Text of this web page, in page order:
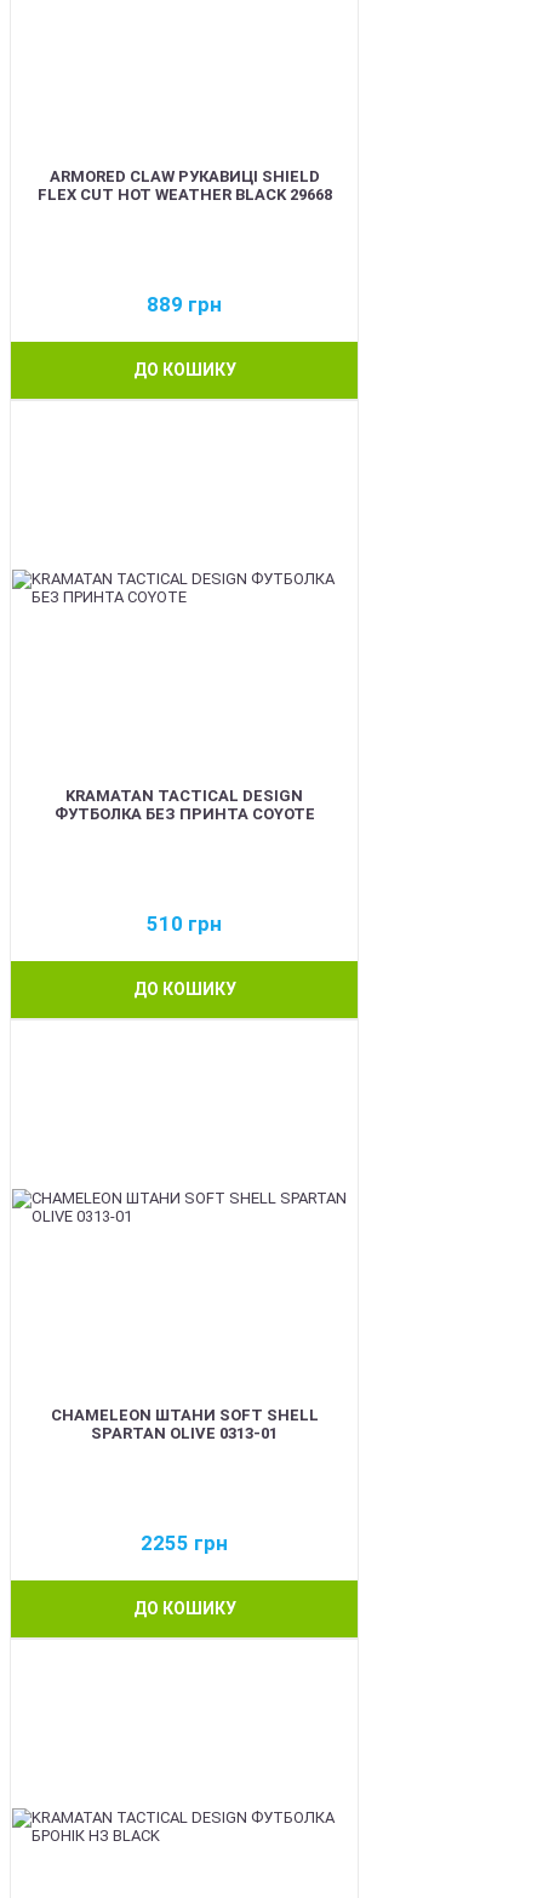
ARMORED CLAW РУКАВИЦІ SHIELD
FLEX CUT HOT WEATHER BLACK 29668
889 грн
ДО КОШИКУ
KRAMATAN TACTICAL DESIGN
ФУТБОЛКА БЕЗ ПРИНТА COYOTE
510 грн
ДО КОШИКУ
CHAMELEON ШТАНИ SOFT SHELL
SPARTAN OLIVE 0313-01
2255 грн
ДО КОШИКУ